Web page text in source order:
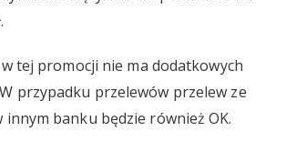
tej promocji nie ma dodatkowych
przypadku przelewów przelew ze
banku będzie również OK.